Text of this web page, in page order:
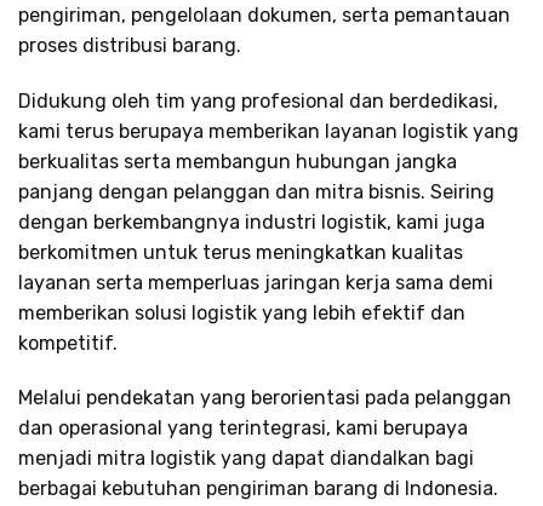
pengiriman, pengelolaan dokumen, serta pemantauan
proses distribusi barang.
Didukung oleh tim yang profesional dan berdedikasi,
kami terus berupaya memberikan layanan logistik yang
berkualitas serta membangun hubungan jangka
panjang dengan pelanggan dan mitra bisnis. Seiring
dengan berkembangnya industri logistik, kami juga
berkomitmen untuk terus meningkatkan kualitas
layanan serta memperluas jaringan kerja sama demi
memberikan solusi logistik yang lebih efektif dan
kompetitif.
Melalui pendekatan yang berorientasi pada pelanggan
dan operasional yang terintegrasi, kami berupaya
menjadi mitra logistik yang dapat diandalkan bagi
berbagai kebutuhan pengiriman barang di Indonesia.